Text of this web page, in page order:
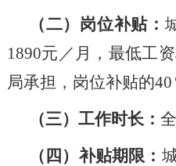
（二）岗位补贴：
1890元／月，最低工
局承担，岗位补贴的40
（三）工作时长：
（四）补贴期限：